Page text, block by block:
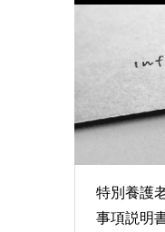
特別養護
事項説明